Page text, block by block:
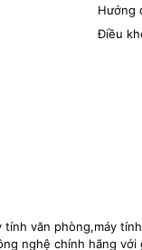
Hướng
Điều
văn phòng,máy
nghệ chính hãng